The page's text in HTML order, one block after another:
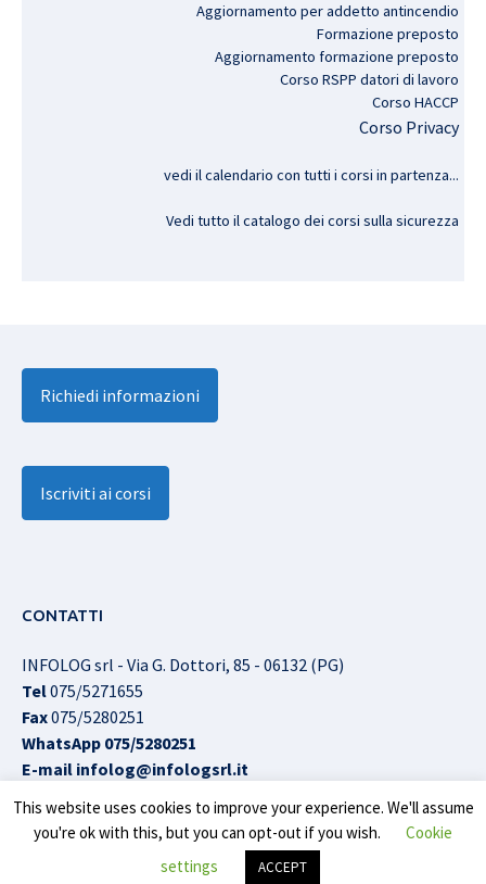
Aggiornamento per addetto antincendio
Formazione preposto
Aggiornamento formazione preposto
Corso RSPP datori di lavoro
Corso HACCP
Corso Privacy
vedi il calendario con tutti i corsi in partenza...
Vedi tutto il catalogo dei corsi sulla sicurezza
Richiedi informazioni
Iscriviti ai corsi
CONTATTI
INFOLOG srl - Via G. Dottori, 85 - 06132 (PG)
Tel075/5271655
Fax075/5280251
WhatsApp 075/5280251
E-mail infolog@infologsrl.it
Infolog srl © All Rights Reserved |Cookies Policy
This website uses cookies to improve your experience. We'll assume
you're ok with this, but you can opt-out if you wish.
Cookie
settings
ACCEPT